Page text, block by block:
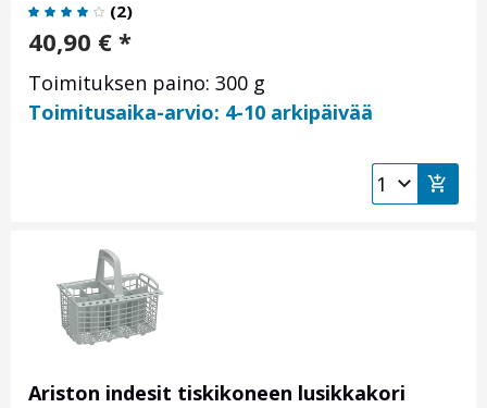
(2)
40,90 € *
Toimituksen paino: 300 g
Toimitusaika-arvio: 4-10 arkipäivää
Ariston indesit tiskikoneen lusikkakori